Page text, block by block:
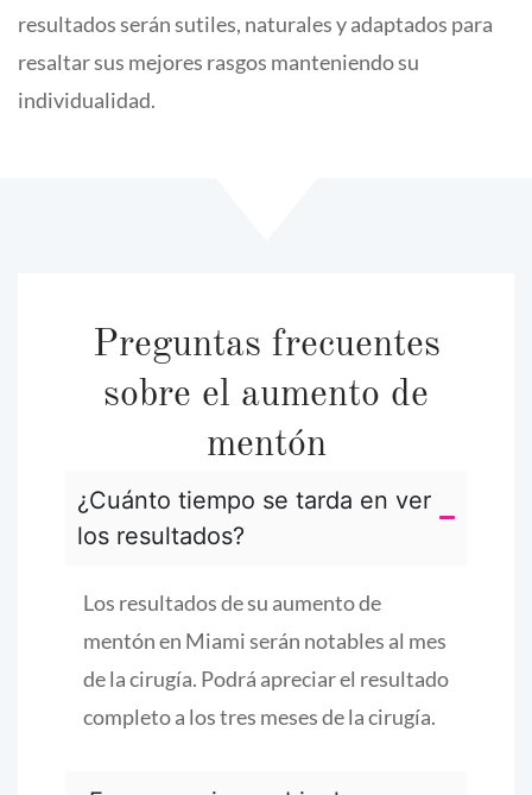
resultados serán sutiles, naturales y adaptados para
resaltar sus mejores rasgos manteniendo su
individualidad.
Preguntas frecuentes
sobre el aumento de
mentón
¿Cuánto tiempo se tarda en ver
los resultados?
Los resultados de su aumento de
mentón en Miami serán notables al mes
de la cirugía. Podrá apreciar el resultado
completo a los tres meses de la cirugía.